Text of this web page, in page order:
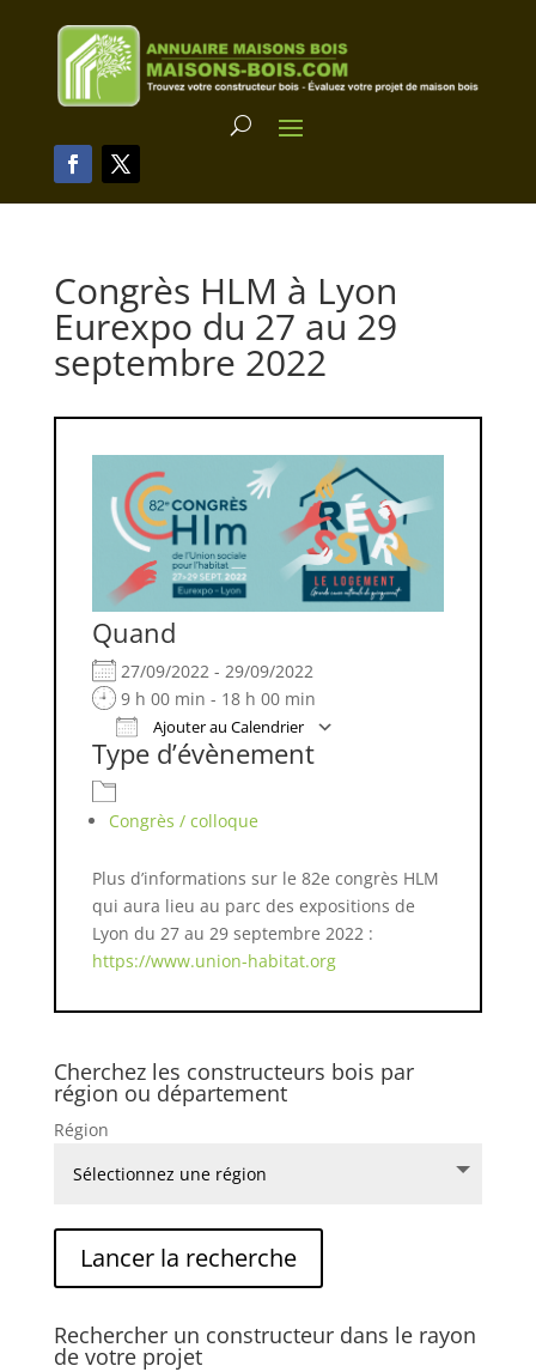
Congrès HLM à Lyon
Eurexpo du 27 au 29
septembre 2022
Quand
27/09/2022 - 29/09/2022
9 h 00 min - 18 h 00 min
Ajouter au Calendrier
Télécharger ICS
Type d’évènement
Congrès / colloque
Plus d’informations sur le 82e congrès HLM
qui aura lieu au parc des expositions de
Lyon du 27 au 29 septembre 2022 :
https://www.union-habitat.org
Cherchez les constructeurs bois par
région ou département
Région
Rechercher un constructeur dans le rayon
de votre projet